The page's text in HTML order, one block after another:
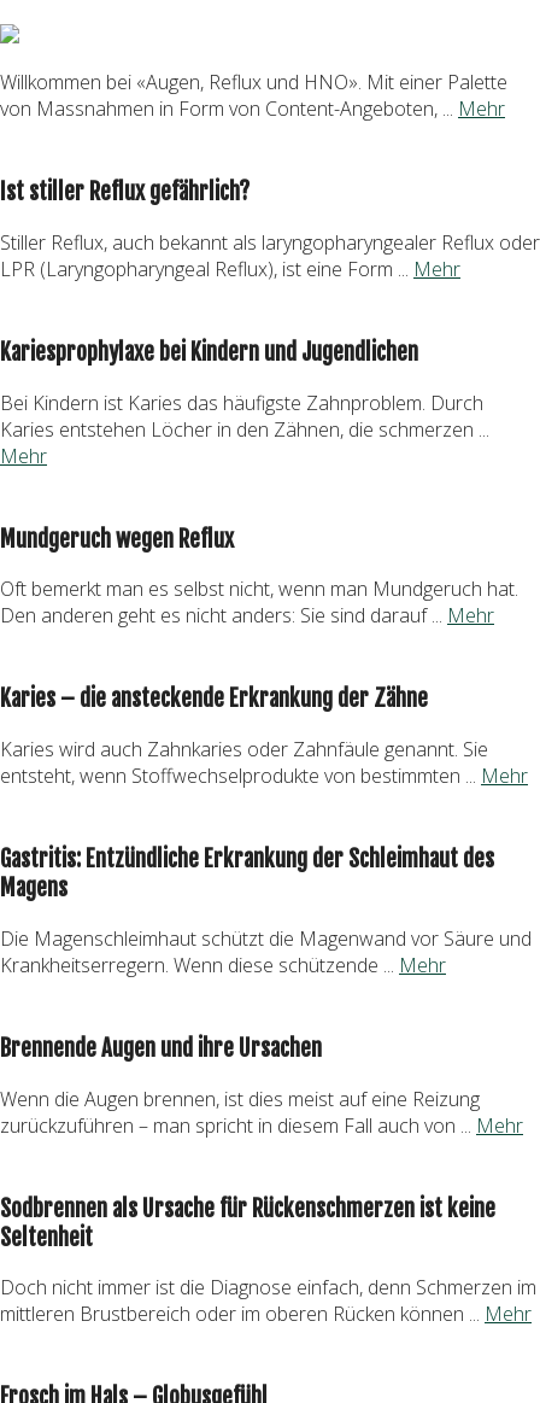
Willkommen bei «Augen, Reflux und HNO». Mit einer Palette
von Massnahmen in Form von Content-Angeboten, ... Mehr
Ist stiller Reflux gefährlich?
Stiller Reflux, auch bekannt als laryngopharyngealer Reflux oder
LPR (Laryngopharyngeal Reflux), ist eine Form ... Mehr
Kariesprophylaxe bei Kindern und Jugendlichen
Bei Kindern ist Karies das häufigste Zahnproblem. Durch
Karies entstehen Löcher in den Zähnen, die schmerzen ...
Mehr
Mundgeruch wegen Reflux
Oft bemerkt man es selbst nicht, wenn man Mundgeruch hat.
Den anderen geht es nicht anders: Sie sind darauf ... Mehr
Karies – die ansteckende Erkrankung der Zähne
Karies wird auch Zahnkaries oder Zahnfäule genannt. Sie
entsteht, wenn Stoffwechselprodukte von bestimmten ... Mehr
Gastritis: Entzündliche Erkrankung der Schleimhaut des
Magens
Die Magenschleimhaut schützt die Magenwand vor Säure und
Krankheitserregern. Wenn diese schützende ... Mehr
Brennende Augen und ihre Ursachen
Wenn die Augen brennen, ist dies meist auf eine Reizung
zurückzuführen – man spricht in diesem Fall auch von ... Mehr
Sodbrennen als Ursache für Rückenschmerzen ist keine
Seltenheit
Doch nicht immer ist die Diagnose einfach, denn Schmerzen im
mittleren Brustbereich oder im oberen Rücken können ... Mehr